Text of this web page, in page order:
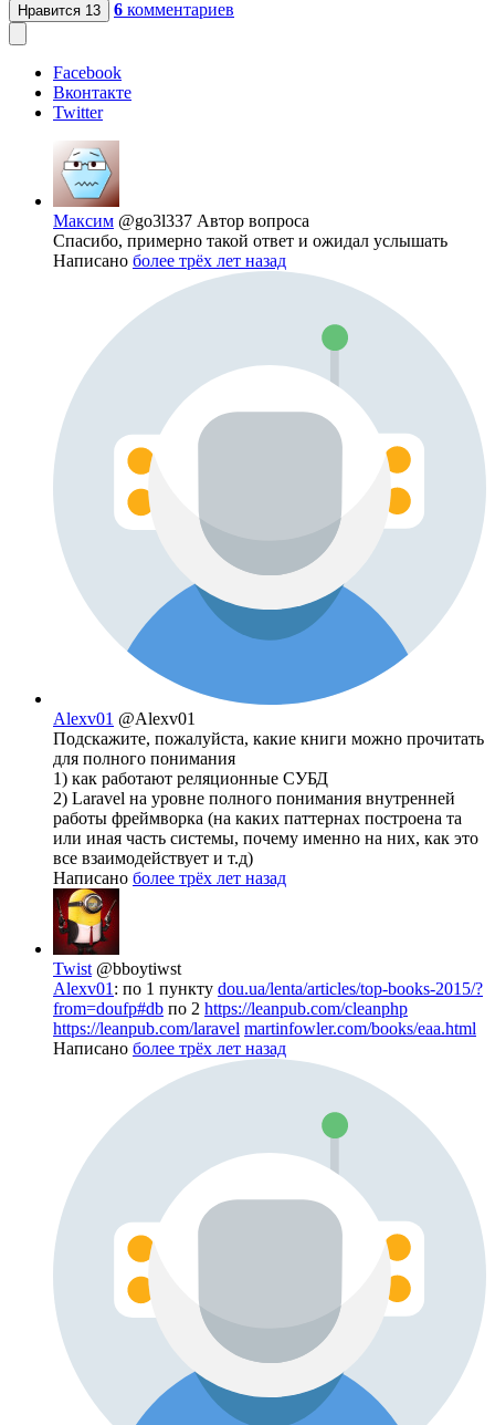
Нравится 13 6 комментариев
Facebook
Вконтакте
Twitter
Максим @go3l337 Автор вопроса
Спасибо, примерно такой ответ и ожидал услышать
Написано более трёх лет назад
Alexv01 @Alexv01
Подскажите, пожалуйста, какие книги можно прочитать
для полного понимания
1) как работают реляционные СУБД
2) Laravel на уровне полного понимания внутренней
работы фреймворка (на каких паттернах построена та
или иная часть системы, почему именно на них, как это
все взаимодействует и т.д)
Написано более трёх лет назад
Twist @bboytiwst
Alexv01 : по 1 пункту dou.ua/lenta/articles/top-books-2015/?
from=doufp#db по 2 https://leanpub.com/cleanphp
https://leanpub.com/laravel martinfowler.com/books/eaa.html
Написано более трёх лет назад